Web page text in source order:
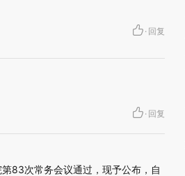
· 回复
· 回复
83次常务会议通过，现予公布，自